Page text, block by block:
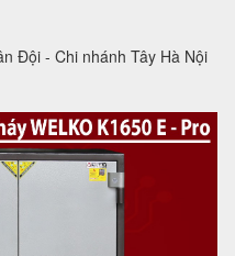
Đội - Chi nhánh Tây Hà Nội